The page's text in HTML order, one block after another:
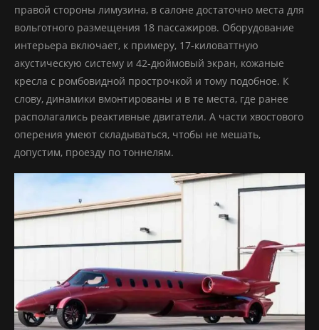
правой стороны лимузина, в салоне достаточно места для
вольготного размещения 18 пассажиров. Оборудование
интерьера включает, к примеру, 17-киловаттную
акустическую систему и 42-дюймовый экран, кожаные
кресла с ромбовидной прострочкой и тому подобное. К
слову, динамики вмонтированы и в те места, где ранее
располагались реактивные двигатели. А части хвостового
оперения умеют складываться, чтобы не мешать,
допустим, проезду по тоннелям.